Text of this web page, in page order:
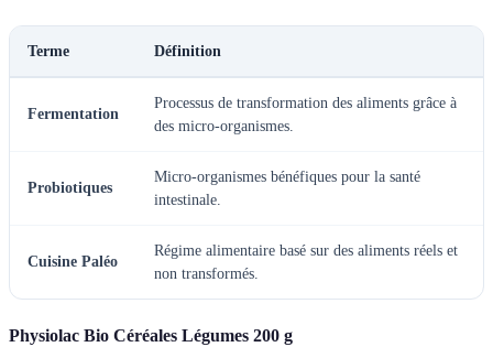
Terme Définition
Fermentation
Processus de transformation des aliments grâce à
des micro-organismes.
Probiotiques
Micro-organismes bénéfiques pour la santé
intestinale.
Cuisine Paléo
Régime alimentaire basé sur des aliments réels et
non transformés.
Physiolac Bio Céréales Légumes 200 g